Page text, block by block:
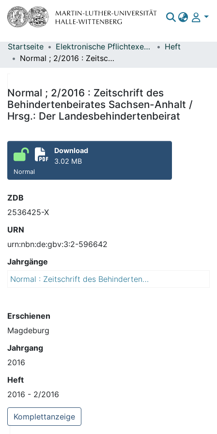
Bereiche & Sammlungen
Statistiken
Startseite Elektronische Pflichtexemplare
Heft
Normal ; 2/2016 : Zeitschrift des Behindertenbeirates Sachsen-Anhalt / Hrsg.: Der Landesbehindertenbeirat
Normal ; 2/2016 : Zeitschrift des
Behindertenbeirates Sachsen-Anhalt /
Hrsg.: Der Landesbehindertenbeirat
Download
3.02 MB
Normal
ZDB
2536425-X
URN
urn:nbn:de:gbv:3:2-596642
Jahrgänge
Normal : Zeitschrift des Behindertenbeirates Sachsen-Anhalt
Erschienen
Magdeburg
Jahrgang
2016
Heft
2016 - 2/2016
Komplettanzeige